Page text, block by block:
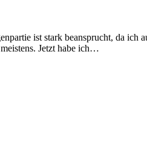
ist stark beansprucht, da ich
Jetzt habe ich…